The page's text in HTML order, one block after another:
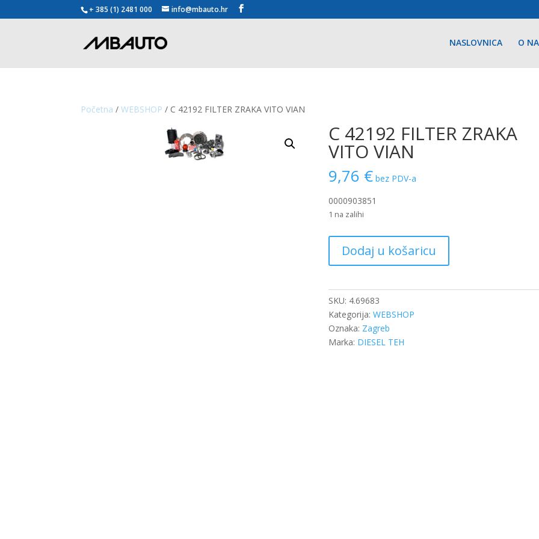
+ 385 (1) 2481 000 info@mbauto.hr
NASLOVNICA O
Početna /WEBSHOP / C 42192 FILTER ZRAKA VITO VIAN
C 42192 FILTER ZRAKA
VITO VIAN
9,76 € bez PDV-a
0000903851
1 na zalihi
42192
FILTER
VITO
VIAN
količina
Dodaj u košaricu
SKU: 4.69683
Kategorija:WEBSHOP
Oznaka: Zagreb
Marka: DIESEL TEH